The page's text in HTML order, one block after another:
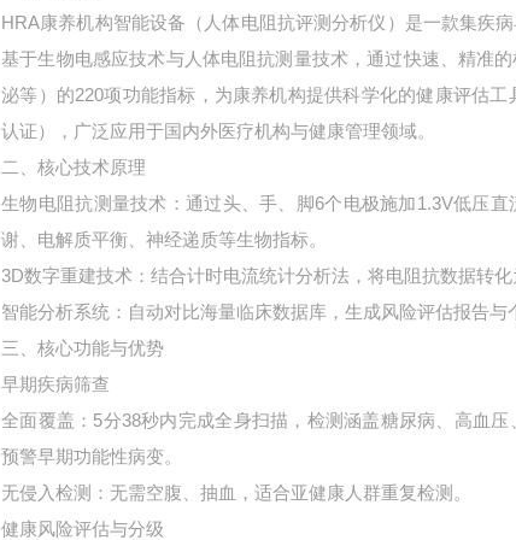
HRA康养机构智能设备（人体电阻抗评测分析仪）是一款集疾
基于生物电感应技术与人体电阻抗测量技术，通过快速、精准
泌等）的220项功能指标，为康养机构提供科学化的健康评估
认证），广泛应用于国内外医疗机构与健康管理领域。
二、核心技术原理
生物电阻抗测量技术 ：通过头、手、脚6个电极施加1.3V低压
谢、电解质平衡、神经递质等生物指标。
3D数字重建技术 ：结合计时电流统计分析法，将电阻抗数据转
智能分析系统 ：自动对比海量临床数据库，生成风险评估报告与
三、核心功能与优势
早期疾病筛查
全面覆盖 ：5分38秒内完成全身扫描，检测涵盖糖尿病、高血
预警早期功能性病变。
无侵入检测 ：无需空腹、抽血，适合亚健康人群重复检测。
健康风险评估与分级